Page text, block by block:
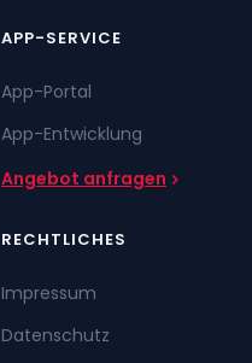
APP-SERVICE
App-Portal
App-Entwicklung
Angebot anfragen
RECHTLICHES
Impressum
Datenschutz